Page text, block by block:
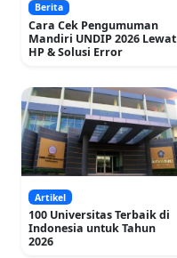
Berita
Cara Cek Pengumuman
Mandiri UNDIP 2026 Lewat
HP & Solusi Error
Artikel
100 Universitas Terbaik di
Indonesia untuk Tahun
2026